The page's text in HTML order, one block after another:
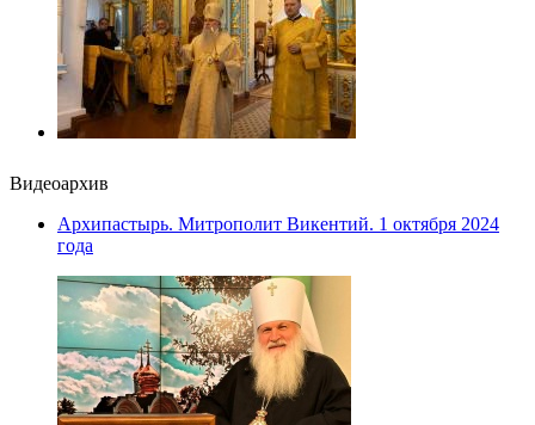
Видеоархив
Архипастырь. Митрополит Викентий. 1 октября 2024
года